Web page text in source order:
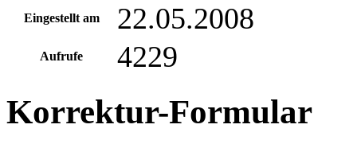
Eingestellt am 22.05.2008
Aufrufe 4229
Korrektur-Formular